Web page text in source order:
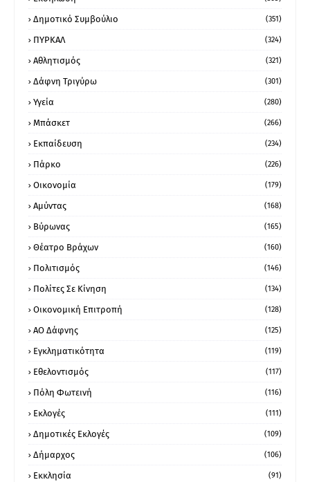
Δημοτικό Συμβούλιο (351)
ΠΥΡΚΑΛ (324)
Αθλητισμός (321)
Δάφνη Τριγύρω (301)
Υγεία (280)
Μπάσκετ (266)
Εκπαίδευση (234)
Πάρκο (226)
Οικονομία (179)
Αμύντας (168)
Βύρωνας (165)
Θέατρο Βράχων (160)
Πολιτισμός (146)
Πολίτες Σε Κίνηση (134)
Οικονομική Επιτροπή (128)
ΑΟ Δάφνης (125)
Εγκληματικότητα (119)
Εθελοντισμός (117)
Πόλη Φωτεινή (116)
Εκλογές (111)
Δημοτικές Εκλογές (109)
Δήμαρχος (106)
Εκκλησία (91)